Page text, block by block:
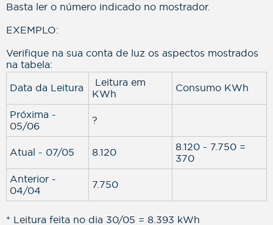
Basta ler o número indicado no mostrador.
EXEMPLO:
Verifique na sua conta de luz os aspectos mostrados
na tabela:
Data da Leitura
Leitura em
KWh
Consumo KWh
Próxima -
05/06
?
Atual - 07/05 8.120
8.120 - 7.750 =
370
Anterior -
04/04
7.750
* Leitura feita no dia 30/05 = 8.393 kWh